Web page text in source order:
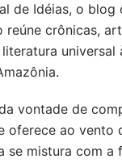
de Idéias, o
reúne crônicas,
vontade de
oferece ao
se mistura com